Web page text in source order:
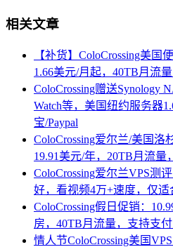
相关文章
【补货】ColoCrossing美国
1.66美元/月起，40TB月流
ColoCrossing赠送Synology
Watch等，美国纽约服务器
宝/Paypal
ColoCrossing爱尔兰/美国洛
19.91美元/年，20TB月流量
ColoCrossing爱尔兰VPS测
好，看视频4万+速度，仅适
ColoCrossing假日促销：
房，40TB月流量，支持支付
情人节ColoCrossing美国